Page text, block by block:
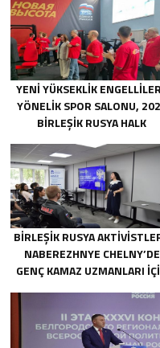
YENI YÜKSEKLIK
YÖNELIK SPOR SALONU,
BIRLEŞIK RUSYA HALK
SARATOV’DA AÇILDI
BIRLEŞIK RUSYA
NABEREZHNYE CHELNY’DE
GENÇ KAMAZ UZMANLARI